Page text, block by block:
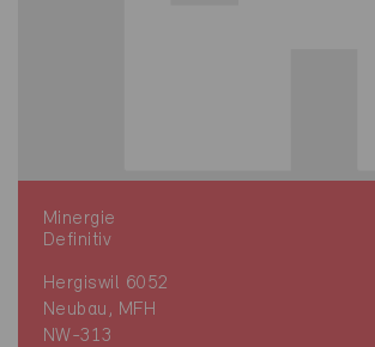
Minergie
Definitiv
Hergiswil 6052
Neubau, MFH
NW-313